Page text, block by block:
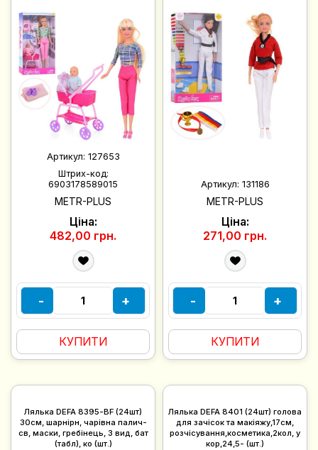
Артикул: 127653
Штрих-код:
6903178589015
METR-PLUS
Ціна:
482,00 грн.
- +
КУПИТИ
Артикул: 131186
METR-PLUS
Ціна:
271,00 грн.
- +
КУПИТИ
Лялька DEFA 8395-BF (24шт)
30см, шарнірн, чарівна палич-
св, маски, гребінець, 3 вид, бат
(табл), ко (шт.)
Лялька DEFA 8401 (24шт) голова
для зачісок та макіяжу,17см,
розчісування,косметика,2кол, у
кор,24,5- (шт.)